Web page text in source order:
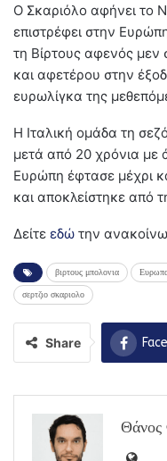
O Σκαριόλο αφήνει το
επιστρέφει στην
τη Βίρτους αφενός
και αφετέρου στην
ευρωλίγκα της
Η Ιταλική ομάδα τη
μετά από 20 χρόνια
Ευρώπη έφτασε μέχρι
και αποκλείστηκε από
Δείτε εδώ την
βιρτους μπολονια
σερτζιο σκαριολο
Share
Θάνος